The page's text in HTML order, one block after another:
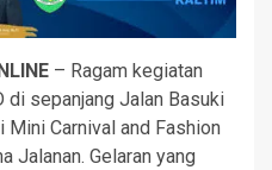
– Ragam kegiatan
di sepanjang Jalan Basuki
Mini Carnival and Fashion
Jalanan. Gelaran yang